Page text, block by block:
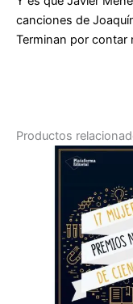
canciones de
Terminan por contar
Productos